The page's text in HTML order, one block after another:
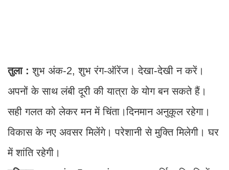
तुला :शुभ अंक-2, शुभ रंग-ऑरेंज। देखा-देखी न करें।
अपनों के साथ लंबी दूरी की यात्रा के योग बन सकते हैं।
सही गलत को लेकर मन में चिंता।दिनमान अनुकूल रहेगा।
विकास के नए अवसर मिलेंगे। परेशानी से मुक्ति मिलेगी। घर
में शांति रहेगी।